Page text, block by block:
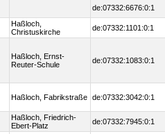
de:07332:6676:0:1
Haßloch,
Christuskirche
de:07332:1101:0:1
Haßloch, Ernst-
Reuter-Schule
de:07332:1083:0:1
Haßloch, Fabrikstraße de:07332:3042:0:1
Haßloch, Friedrich-
Ebert-Platz
de:07332:7945:0:1